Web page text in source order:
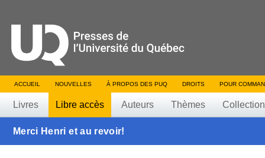
ACCUEIL NOUVELLES À PROPOS DES PUQ DROITS POUR
Livres Libre accès Auteurs Thèmes
Merci Henri et au revoir!